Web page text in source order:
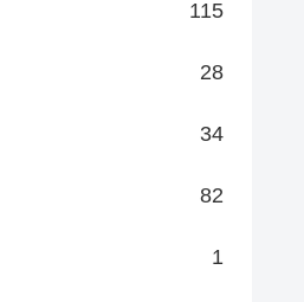
115
28
34
82
1